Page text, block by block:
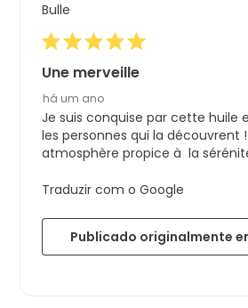
Bulle
Une merveille
há um ano
Je suis conquise par cette huile
les personnes qui la découvrent
atmosphère propice à la
Traduzir com o Google
Publicado originalmente